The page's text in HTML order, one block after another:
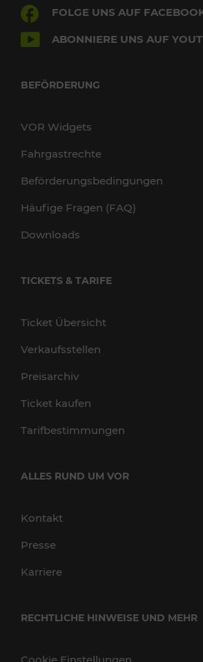
FOLGE UNS AUF
ABONNIERE UNS AUF
BEFÖRDERUNG
VOR Widgets
Fahrgastrechte
Beförderungsbedingungen
Häufige Fragen (FAQ)
Downloads
TICKETS & TARIFE
Ticket Übersicht
Verkaufsstellen
Preisarchiv
Ticket kaufen
Tarifbestimmungen
ALLES RUND UM VOR
Kontakt
Presse
Karriere
RECHTLICHE HINWEISE UND MEHR